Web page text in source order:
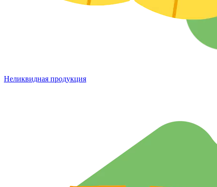
Неликвидная продукция